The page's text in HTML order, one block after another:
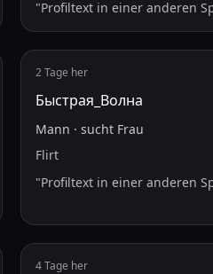
"Profiltext in einer anderen
2 Tage her
Быстрая_Волна
Mann · sucht Frau
Flirt
"Profiltext in einer anderen
4 Tage her